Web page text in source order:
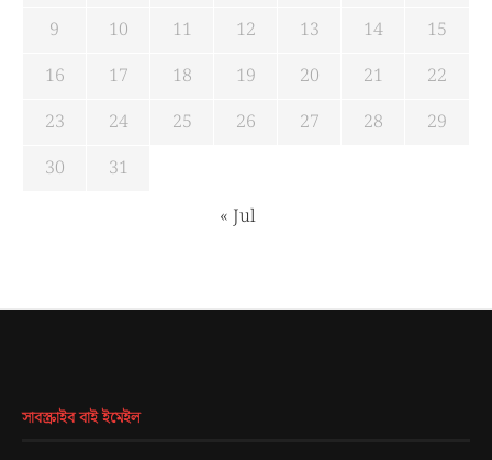
9
10 11 12 13 14
15
16
17 18 19 20 21
22
23
24 25 26 27 28
29
30
31
« Jul
সাবস্ক্রাইব বাই ইমেইল